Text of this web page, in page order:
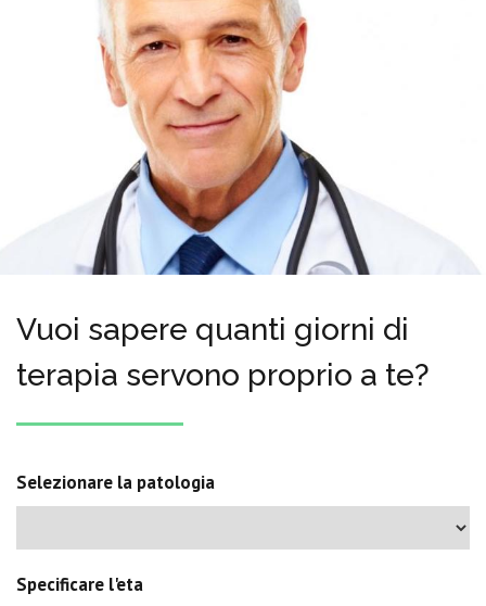
Vuoi sapere quanti giorni di
terapia servono proprio a te?
Selezionare la patologia
Specificare l'eta